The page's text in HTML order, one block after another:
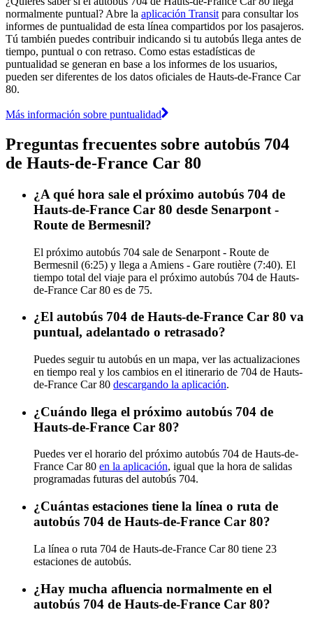
normalmente puntual? Abre la aplicación Transit para consultar los
informes de puntualidad de esta línea compartidos por los pasajeros.
Tú también puedes contribuir indicando si tu autobús llega antes de
tiempo, puntual o con retraso. Como estas estadísticas de
puntualidad se generan en base a los informes de los usuarios,
pueden ser diferentes de los datos oficiales de Hauts-de-France Car
80.
Más información sobre puntualidad
Preguntas frecuentes sobre autobús 704
de Hauts-de-France Car 80
¿A qué hora sale el próximo autobús 704 de
Hauts-de-France Car 80 desde Senarpont -
Route de Bermesnil?
El próximo autobús 704 sale de Senarpont - Route de
Bermesnil (6:25) y llega a Amiens - Gare routière (7:40). El
tiempo total del viaje para el próximo autobús 704 de Hauts-
de-France Car 80 es de 75.
¿El autobús 704 de Hauts-de-France Car 80 va
puntual, adelantado o retrasado?
Puedes seguir tu autobús en un mapa, ver las actualizaciones
en tiempo real y los cambios en el itinerario de 704 de Hauts-
de-France Car 80 descargando la aplicación.
¿Cuándo llega el próximo autobús 704 de
Hauts-de-France Car 80?
Puedes ver el horario del próximo autobús 704 de Hauts-de-
France Car 80 en la aplicación, igual que la hora de salidas
programadas futuras del autobús 704.
¿Cuántas estaciones tiene la línea o ruta de
autobús 704 de Hauts-de-France Car 80?
La línea o ruta 704 de Hauts-de-France Car 80 tiene 23
estaciones de autobús.
¿Hay mucha afluencia normalmente en el
autobús 704 de Hauts-de-France Car 80?